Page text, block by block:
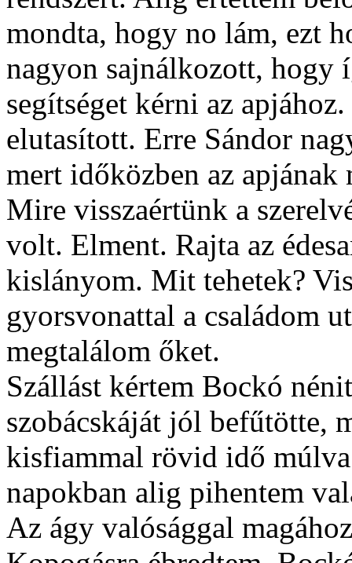
mondta, hogy no lám, ezt
nagyon sajnálkozott, hogy
segítséget kérni az
elutasított. Erre Sándor
mert időközben az
Mire visszaértünk a
volt. Elment. Rajta az
kislányom. Mit tehetek?
gyorsvonattal a családom
megtalálom őket.
Szállást kértem Bockó
szobácskáját jól befűtötte,
kisfiammal rövid idő
napokban alig pihentem
Az ágy valósággal